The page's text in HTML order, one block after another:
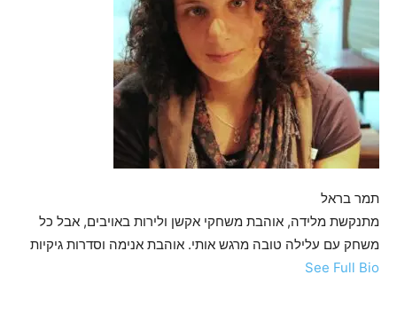
תמר בראל
מתנקשת מלידה, אוהבת משחקי אקשן ולירות באויבים, אבל כל
משחק עם עלילה טובה מרגש אותי. אוהבת אנימה וסדרות גיקיות
See Full Bio